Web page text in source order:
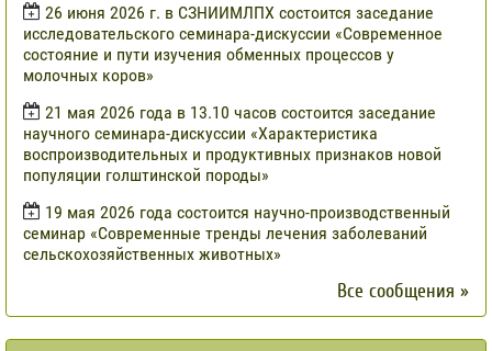
​26 июня 2026 г. в СЗНИИМЛПХ состоится заседание
исследовательского семинара-дискуссии «Современное
состояние и пути изучения обменных процессов у
молочных коров»
21 мая 2026 года в 13.10 часов состоится заседание
научного семинара-дискуссии «Характеристика
воспроизводительных и продуктивных признаков новой
популяции голштинской породы»
19 мая 2026 года состоится научно-производственный
семинар «Современные тренды лечения заболеваний
сельскохозяйственных животных»
Все сообщения »